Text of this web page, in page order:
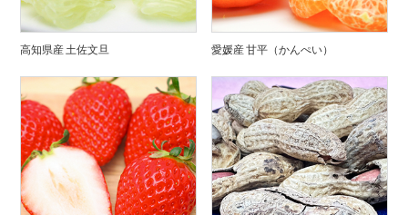
高知県産 土佐文旦 愛媛産 甘平（かんぺい）